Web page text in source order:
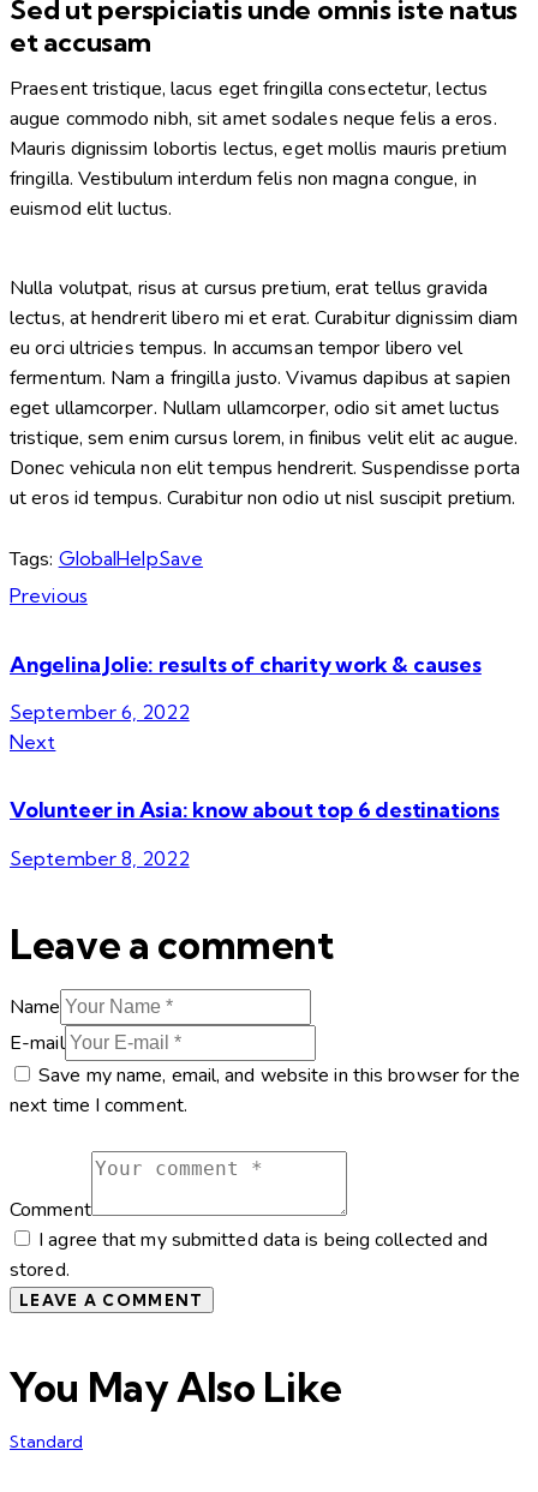
Sed ut perspiciatis unde omnis iste natus
et accusam
Praesent tristique, lacus eget fringilla consectetur, lectus
augue commodo nibh, sit amet sodales neque felis a eros.
Mauris dignissim lobortis lectus, eget mollis mauris pretium
fringilla. Vestibulum interdum felis non magna congue, in
euismod elit luctus.
Nulla volutpat, risus at cursus pretium, erat tellus gravida
lectus, at hendrerit libero mi et erat. Curabitur dignissim diam
eu orci ultricies tempus. In accumsan tempor libero vel
fermentum. Nam a fringilla justo. Vivamus dapibus at sapien
eget ullamcorper. Nullam ullamcorper, odio sit amet luctus
tristique, sem enim cursus lorem, in finibus velit elit ac augue.
Donec vehicula non elit tempus hendrerit. Suspendisse porta
ut eros id tempus. Curabitur non odio ut nisl suscipit pretium.
Tags: GlobalHelpSave
Post
navigation
Previous
Angelina Jolie: results of charity work & causes
September 6, 2022
Next
Volunteer in Asia: know about top 6 destinations
September 8, 2022
Leave a comment
Name
E-mail
Save my name, email, and website in this browser for the
next time I comment.
Comment
I agree that my submitted data is being collected and
stored.
You May Also Like
Standard